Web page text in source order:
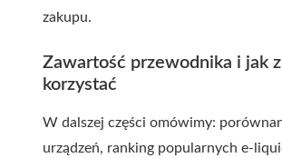
zakupu.
Zawartość przewodnika i jak
korzystać
W dalszej części omówimy:
urządzeń, ranking popularnych e-